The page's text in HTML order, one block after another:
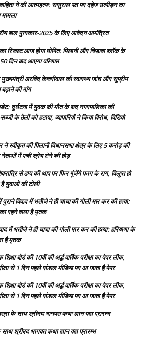
ने की आत्महत्या: ससुराल पक्ष पर दहेज उत्पीड़न का
मामला
बाल पुरस्कार-2025 के लिए आवेदन आमंत्रित
का रिजल्ट आज होगा घोषित: पिलानी और चिड़ावा ब्लॉक के
दिन बाद आएगा परिणाम
मुख्यमंत्री अरविंद केजरीवाल की स्वास्थ्य जांच और सुप्रीम
की मांग
दुर्घटना में युवक की मौत के बाद नगरपालिका की
के ठेलों को हटाया, व्यापारियों ने किया विरोध, विडियो
ने स्वीकृत की पिलानी विधानसभा क्षेत्र के लिए 5 करोड़ की
में मची श्रेय लेने की होड़
से ढप्प की थाप पर फिर गूंजेंगे फाग के राग, विलुप्त हो
है युवाओं की टोली
पुराने विवाद में भतीजे ने ही चाचा की गोली मार कर की हत्या:
का रहने वाला है मृतक
में भतीजे ने ही चाचा की गोली मार कर की हत्या: हरियाणा के
है मृतक
शिक्षा बोर्ड की 10वीं की अर्द्ध वार्षिक परीक्षा का पेपर लीक,
से 1 दिन पहले सोशल मीडिया पर आ जाता है पेपर
शिक्षा बोर्ड की 10वीं की अर्द्ध वार्षिक परीक्षा का पेपर लीक,
से 1 दिन पहले सोशल मीडिया पर आ जाता है पेपर
के साथ श्रीमद भागवत कथा ज्ञान यज्ञ प्रारम्भ
श्रीमद भागवत कथा ज्ञान यज्ञ प्रारम्भ